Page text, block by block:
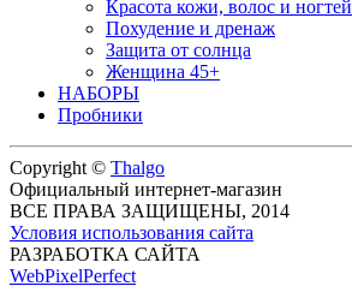
Красота кожи, волос и ногтей
Похудение и дренаж
Защита от солнца
Женщина 45+
НАБОРЫ
Пробники
Copyright © Thalgo
Официальный интернет-магазин
ВСЕ ПРАВА ЗАЩИЩЕНЫ, 2014
Условия использования сайта
РАЗРАБОТКА САЙТА
WebPixelPerfect